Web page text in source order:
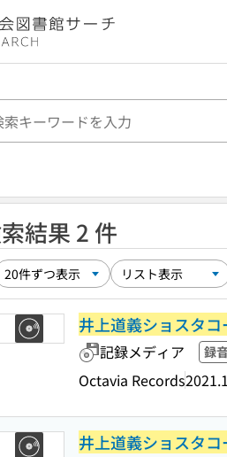
結果 2 件
井上道義ショスタ
記録メディア 録
Octavia Records
井上道義ショスタ